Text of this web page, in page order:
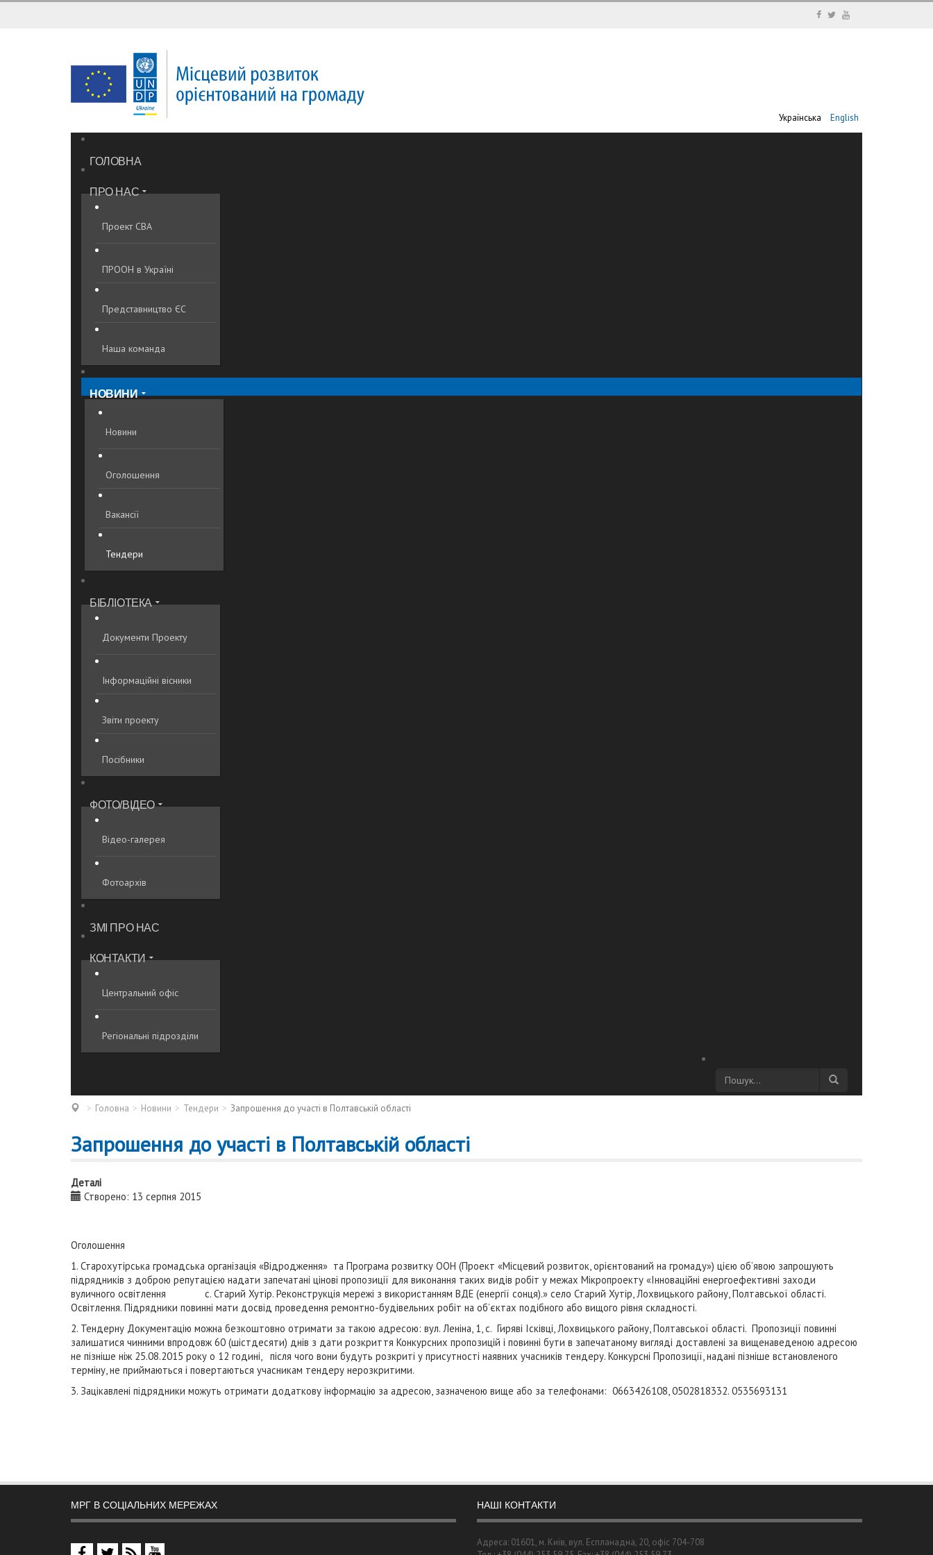
Українська English
ГОЛОВНА
ПРО НАС
Проект CBA
ПРООН в Україні
Представництво ЄС
Наша команда
НОВИНИ
Новини
Оголошення
Вакансії
Тендери
БІБЛІОТЕКА
Документи Проекту
Інформаційні вісники
Звіти проекту
Посібники
ФОТО/ВІДЕО
Відео-галерея
Фотоархів
ЗМІ ПРО НАС
КОНТАКТИ
Центральний офіс
Регіональні підрозділи
Головна Новини Тендери Запрошення до участі в Полтавській області
Запрошення до участі в Полтавській області
Деталі
Створено: 13 серпня 2015
Оголошення
1. Старохутірська громадська організація «Відродження» та Програма розвитку ООН (Проект «Місцевий розвиток, орієнтований на громаду») цією об’явою запрошують
підрядників з доброю репутацією надати запечатані цінові пропозиції для виконання таких видів робіт у межах Мікропроекту «Інноваційні енергоефективні заходи
вуличного освітлення с. Старий Хутір. Реконструкція мережі з використанням ВДЕ (енергії сонця).» село Старий Хутір, Лохвицького району, Полтавської області.
Освітлення. Підрядники повинні мати досвід проведення ремонтно-будівельних робіт на об’єктах подібного або вищого рівня складності.
2. Тендерну Документацію можна безкоштовно отримати за такою адресою: вул. Леніна, 1, с. Гиряві Ісківці, Лохвицького району, Полтавської області. Пропозиції повинні
залишатися чинними впродовж 60 (шістдесяти) днів з дати розкриття Конкурсних пропозицій і повинні бути в запечатаному вигляді доставлені за вищенаведеною адресою
не пізніше ніж 25.08.2015 року о 12 годині, після чого вони будуть розкриті у присутності наявних учасників тендеру. Конкурсні Пропозиції, надані пізніше встановленого
терміну, не приймаються і повертаються учасникам тендеру нерозкритими.
3. Зацікавлені підрядники можуть отримати додаткову інформацію за адресою, зазначеною вище або за телефонами: 0663426108, 0502818332. 0535693131
МРГ В СОЦІАЛЬНИХ МЕРЕЖАХ НАШІ КОНТАКТИ
Адреса: 01601, м. Київ, вул. Еспланадна, 20, офіс 704-708